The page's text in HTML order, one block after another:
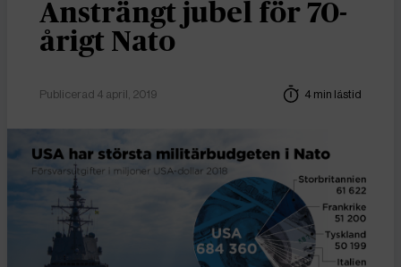
Ansträngt jubel för 70-
årigt Nato
Publicerad 4 april, 2019 4 min lästid